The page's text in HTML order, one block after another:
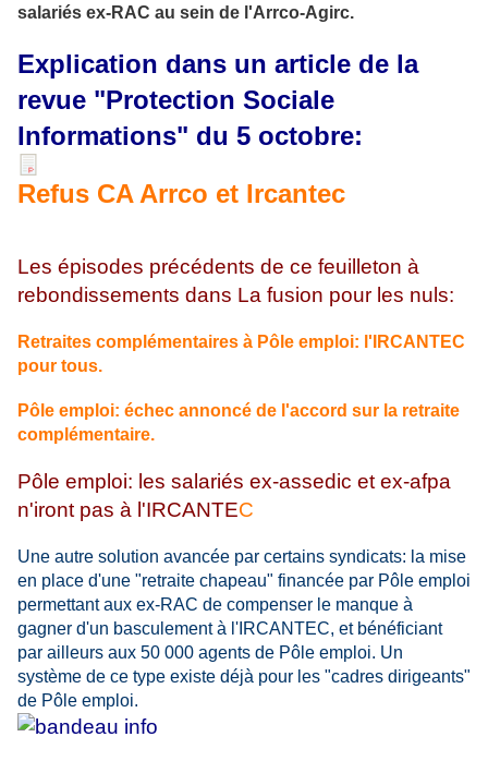
salariés ex-RAC au sein de l'Arrco-Agirc.
Explication dans un article de la
revue "Protection Sociale
Informations" du 5 octobre:
Refus CA Arrco et Ircantec
Les épisodes précédents de ce feuilleton à
rebondissements dans La fusion pour les nuls:
Retraites complémentaires à Pôle emploi: l'IRCANTEC
pour tous.
Pôle emploi: échec annoncé de l'accord sur la retraite
complémentaire.
Pôle emploi: les salariés ex-assedic et ex-afpa
n'iront pas à l'IRCANTEC
Une autre solution avancée par certains syndicats: la mise
en place d'une "retraite chapeau" financée par Pôle emploi
permettant aux ex-RAC de compenser le manque à
gagner d'un basculement à l'IRCANTEC, et bénéficiant
par ailleurs aux 50 000 agents de Pôle emploi. Un
système de ce type existe déjà pour les "cadres dirigeants"
de Pôle emploi.